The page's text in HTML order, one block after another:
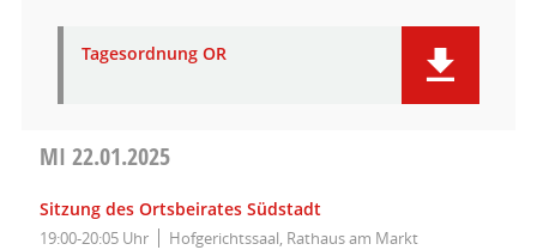
Tagesordnung OR
MI 22.01.2025
Sitzung des Ortsbeirates Südstadt
19:00-20:05 Uhr Hofgerichtssaal, Rathaus am Markt